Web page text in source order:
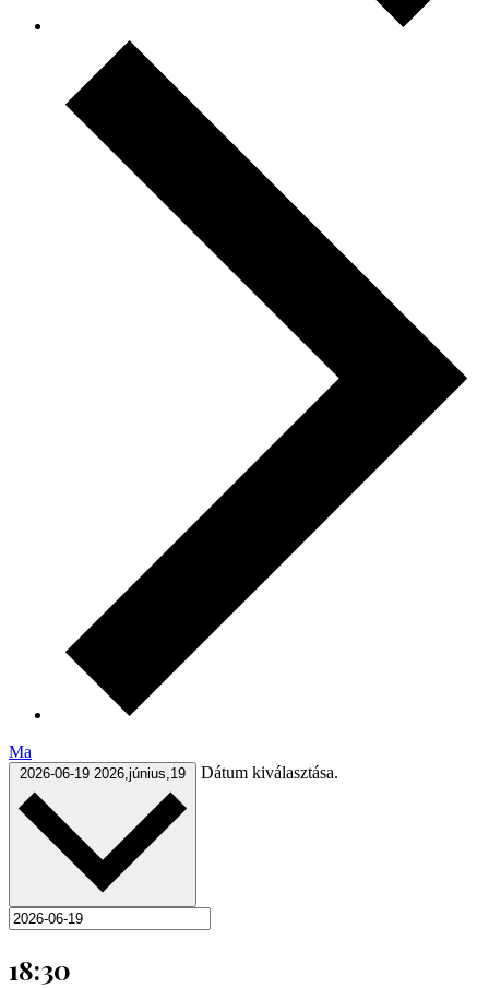
Ma
2026-06-19 2026,június,19 Dátum kiválasztása.
18:30